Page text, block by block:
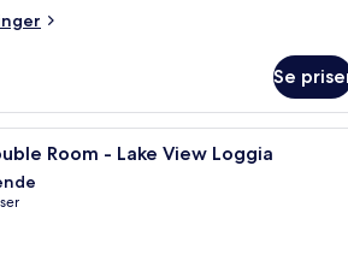
Se
Et hotelværelse med en stor
Room - Lake View Loggia